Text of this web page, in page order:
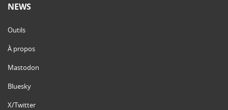
NEWS
Outils
À propos
Mastodon
Bluesky
X/Twitter